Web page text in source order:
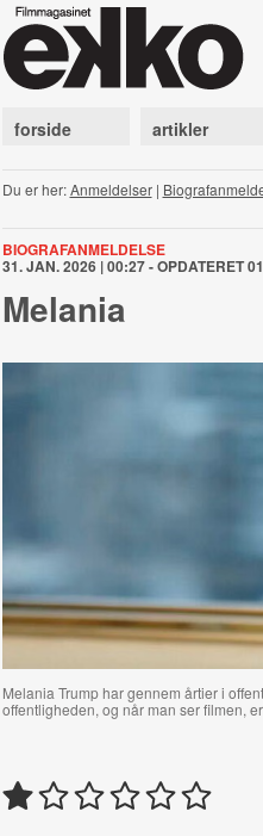
forside artikler
Du er her:Anmeldelser|
BIOGRAFANMELDELSE
31. JAN. 2026 | 00:27 - OPDATERET
Melania
Melania Trump har gennem årtier i
offentligheden, og når man ser filmen,